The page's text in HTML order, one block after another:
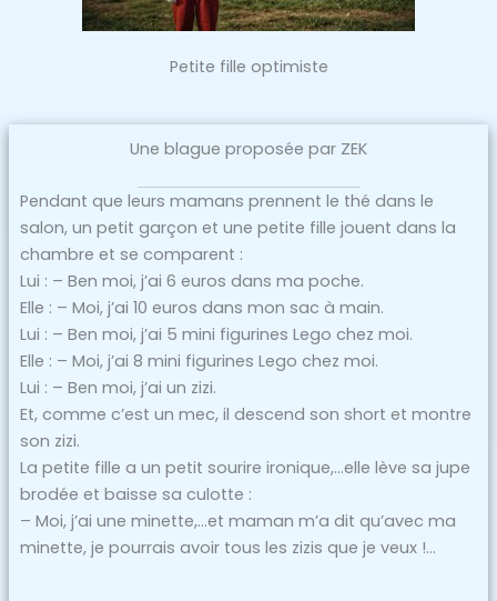
Petite fille optimiste
Une blague proposée par ZEK
Pendant que leurs mamans prennent le thé dans le
salon, un petit garçon et une petite fille jouent dans la
chambre et se comparent :
Lui : – Ben moi, j’ai 6 euros dans ma poche.
Elle : – Moi, j’ai 10 euros dans mon sac à main.
Lui : – Ben moi, j’ai 5 mini figurines Lego chez moi.
Elle : – Moi, j’ai 8 mini figurines Lego chez moi.
Lui : – Ben moi, j’ai un zizi.
Et, comme c’est un mec, il descend son short et montre
son zizi.
La petite fille a un petit sourire ironique,…elle lève sa jupe
brodée et baisse sa culotte :
– Moi, j’ai une minette,…et maman m’a dit qu’avec ma
minette, je pourrais avoir tous les zizis que je veux !…